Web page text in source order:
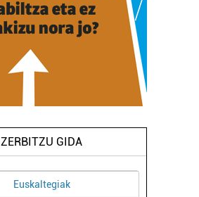
ZERBITZU GIDA
Euskaltegiak